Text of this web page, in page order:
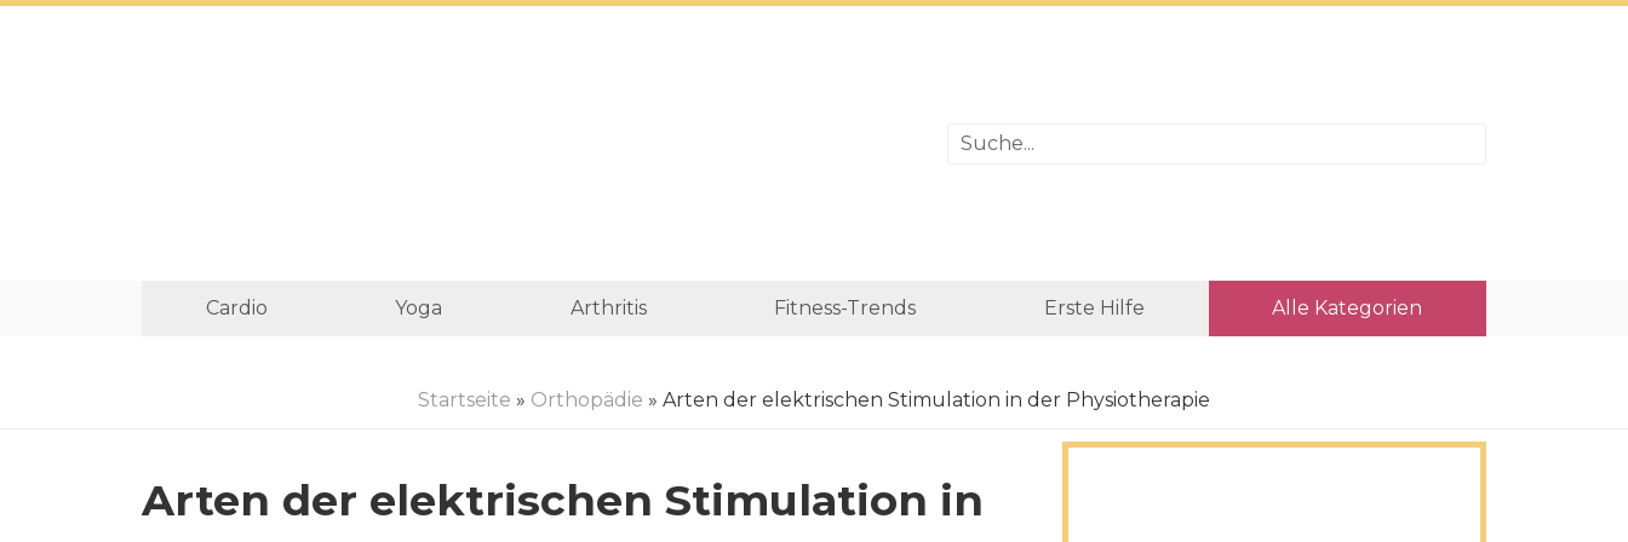
Cardio Yoga Arthritis Fitness-Trends Erste Hilfe Alle Kategorien
Startseite » Orthopädie » Arten der elektrischen Stimulation in der Physiotherapie
Arten der elektrischen Stimulation in